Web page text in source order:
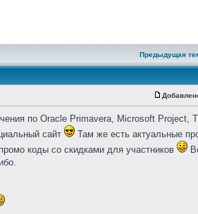
Предыдущая
по Oracle Primavera, Microsoft Project,
сайт
Там же есть актуальные
коды со скидками для участников